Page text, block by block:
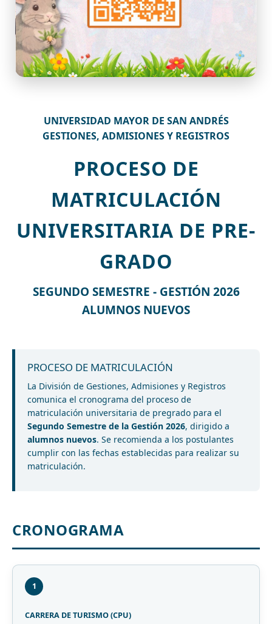
UNIVERSIDAD MAYOR DE SAN ANDRÉS
GESTIONES, ADMISIONES Y REGISTROS
PROCESO DE
MATRICULACIÓN
UNIVERSITARIA DE PRE-
GRADO
SEGUNDO SEMESTRE - GESTIÓN 2026
ALUMNOS NUEVOS
PROCESO DE MATRICULACIÓN
La División de Gestiones, Admisiones y Registros
comunica el cronograma del proceso de
matriculación universitaria de pregrado para el
Segundo Semestre de la Gestión 2026, dirigido a
alumnos nuevos. Se recomienda a los postulantes
cumplir con las fechas establecidas para realizar su
matriculación.
CRONOGRAMA
1
CARRERA DE TURISMO (CPU)